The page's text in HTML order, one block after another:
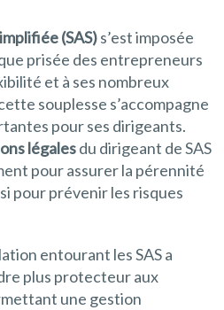
(SAS)s’est imposée
prisée des entrepreneurs
et à ses nombreux
souplesse s’accompagne
pour ses dirigeants.
légalesdu dirigeant de SAS
pour assurer la pérennité
pour prévenir les risques
entourant les SAS a
plus protecteur aux
une gestion